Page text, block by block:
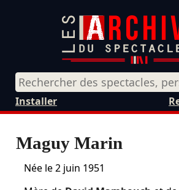
Installer
Maguy Marin
Née le2 juin 1951